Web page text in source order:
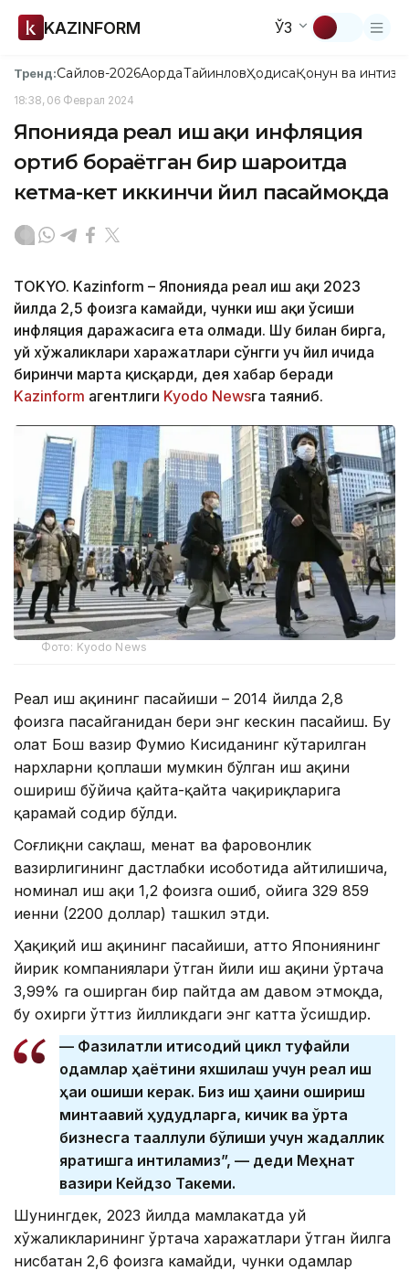
KAZINFORM ЎЗ
Тренд:Сайлов-2026АқордаТайинловҲодисаҚонун ва
18:38, 06 Феврал 2024
Японияда реал иш ҳақи инфляция
ортиб бораётган бир шароитда
кетма-кет иккинчи йил пасаймоқда
ТОKYO. Kazinform – Японияда реал иш ҳақи 2023
йилда 2,5 фоизга камайди, чунки иш ҳақи ўсиши
инфляция даражасига ета олмади. Шу билан бирга,
уй хўжаликлари харажатлари сўнгги уч йил ичида
биринчи марта қисқарди, дея хабар беради
Kazinform агентлиги Kyodo Newsга таяниб.
Фото: Kyodo News
Реал иш ҳақининг пасайиши – 2014 йилда 2,8
фоизга пасайганидан бери энг кескин пасайиш. Бу
ҳолат Бош вазир Фумио Кисиданинг кўтарилган
нархларни қоплаши мумкин бўлган иш ҳақини
ошириш бўйича қайта-қайта чақириқларига
қарамай содир бўлди.
Соғлиқни сақлаш, меҳнат ва фаровонлик
вазирлигининг дастлабки ҳисоботида айтилишича,
номинал иш ҳақи 1,2 фоизга ошиб, ойига 329 859
иенни (2200 доллар) ташкил этди.
Ҳақиқий иш ҳақининг пасайиши, ҳатто Япониянинг
йирик компаниялари ўтган йили иш ҳақини ўртача
3,99% га оширган бир пайтда ҳам давом этмоқда,
бу охирги ўттиз йилликдаги энг катта ўсишдир.
— Фазилатли иқтисодий цикл туфайли
одамлар ҳаётини яхшилаш учун реал иш
ҳақи ошиши керак. Биз иш ҳақини ошириш
минтақавий ҳудудларга, кичик ва ўрта
бизнесга тааллуқли бўлиши учун жадаллик
яратишга интиламиз”, — деди Меҳнат
вазири Кейдзо Такеми.
Шунингдек, 2023 йилда мамлакатда уй
хўжаликларининг ўртача харажатлари ўтган йилга
нисбатан 2,6 фоизга камайди, чунки одамлар